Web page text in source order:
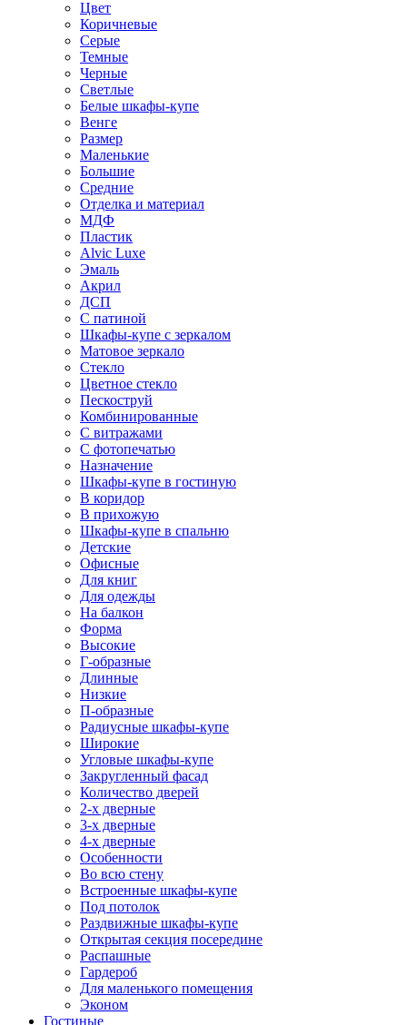
Цвет
Коричневые
Серые
Темные
Черные
Светлые
Белые шкафы-купе
Венге
Размер
Маленькие
Большие
Средние
Отделка и материал
МДФ
Пластик
Alvic Luxe
Эмаль
Акрил
ДСП
С патиной
Шкафы-купе с зеркалом
Матовое зеркало
Стекло
Цветное стекло
Пескоструй
Комбинированные
С витражами
С фотопечатью
Назначение
Шкафы-купе в гостиную
В коридор
В прихожую
Шкафы-купе в спальню
Детские
Офисные
Для книг
Для одежды
На балкон
Форма
Высокие
Г-образные
Длинные
Низкие
П-образные
Радиусные шкафы-купе
Широкие
Угловые шкафы-купе
Закругленный фасад
Количество дверей
2-х дверные
3-х дверные
4-х дверные
Особенности
Во всю стену
Встроенные шкафы-купе
Под потолок
Раздвижные шкафы-купе
Открытая секция посередине
Распашные
Гардероб
Для маленького помещения
Эконом
Гостиные